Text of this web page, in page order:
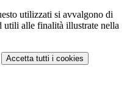
utilizzati si avvalgono di
utili alle finalità illustrate nella
Accetta tutti i cookies